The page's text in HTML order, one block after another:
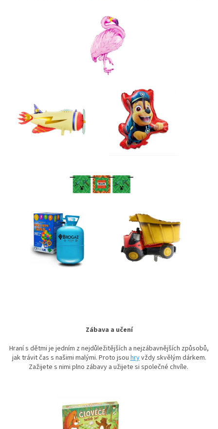
Zábava a učení
Hraní s dětmi je jedním z nejdůležitějších a nejzábavnějších způsobů,
jak trávit čas s našimi malými. Proto jsouhryvždy skvělým dárkem.
Zažijete s nimi plno zábavy a užijete si společné chvíle.